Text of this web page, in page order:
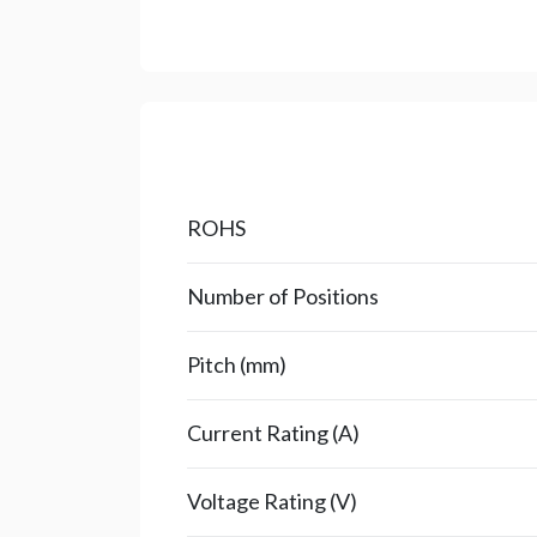
ROHS
Number of Positions
Pitch (mm)
Current Rating (A)
Voltage Rating (V)